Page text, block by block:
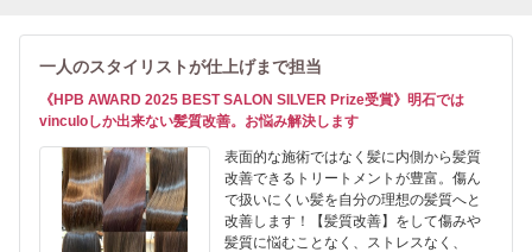
一人のスタイリストが仕上げまで担当
《HPB AWARD 2025 BEST SALON SILVER Prize受賞》明石では
vinculoしか出来ない髪質改善。お悩み解決します
表面的な施術ではなく髪に内側から髪質
改善できるトリートメントが豊富。傷ん
で扱いにくい髪を自分の理想の髪質へと
改善します！【髪質改善】をして傷みや
髪質に悩むことなく、ストレスなく、